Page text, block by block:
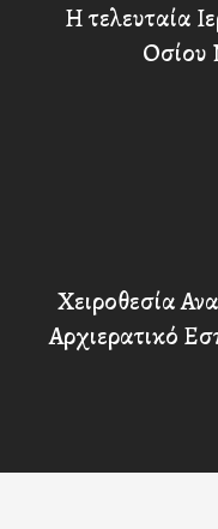
Η τελευταία
Οσίου
Χειροθεσία
Αρχιερατικό